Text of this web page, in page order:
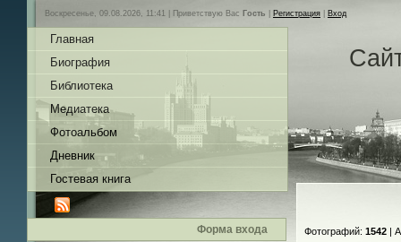
Воскресенье, 09.08.2026, 11:41 | Приветствую Вас Гость Регистрация Вход
Главная
Биография
Библиотека
Медиатека
Фотоальбом
Дневник
Гостевая книга
Форма входа Фотографий: 1542 |